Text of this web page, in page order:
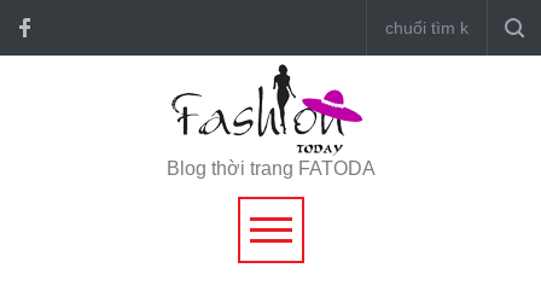
Blog thời trang FATODA